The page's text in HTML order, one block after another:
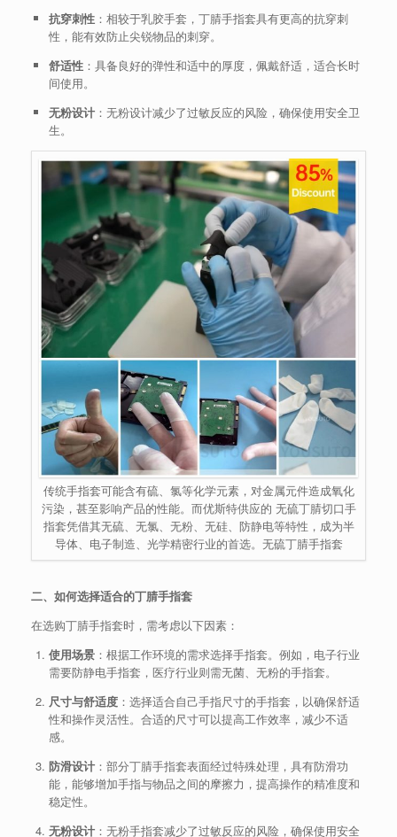
抗穿刺性：相较于乳胶手套，丁腈手指套具有更高的抗穿刺
性，能有效防止尖锐物品的刺穿。
舒适性：具备良好的弹性和适中的厚度，佩戴舒适，适合长时
间使用。
无粉设计：无粉设计减少了过敏反应的风险，确保使用安全卫
生。
传统手指套可能含有硫、氯等化学元素，对金属元件造成氧化
污染，甚至影响产品的性能。而优斯特供应的 无硫丁腈切口手
指套凭借其无硫、无氯、无粉、无硅、防静电等特性，成为半
导体、电子制造、光学精密行业的首选。无硫丁腈手指套
二、如何选择适合的丁腈手指套
在选购丁腈手指套时，需考虑以下因素：
使用场景：根据工作环境的需求选择手指套。例如，电子行业
需要防静电手指套，医疗行业则需无菌、无粉的手指套。
尺寸与舒适度：选择适合自己手指尺寸的手指套，以确保舒适
性和操作灵活性。合适的尺寸可以提高工作效率，减少不适
感。
防滑设计：部分丁腈手指套表面经过特殊处理，具有防滑功
能，能够增加手指与物品之间的摩擦力，提高操作的精准度和
稳定性。
无粉设计：无粉手指套减少了过敏反应的风险，确保使用安全